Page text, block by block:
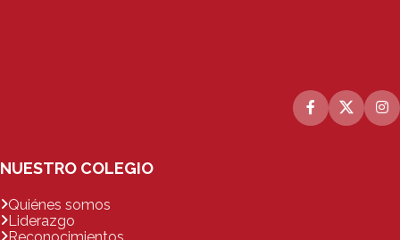
NUESTRO COLEGIO
Quiénes somos
Liderazgo
Reconocimientos